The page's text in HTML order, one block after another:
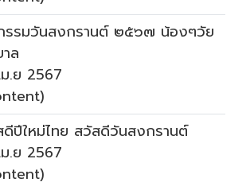
รรมวันสงกรานต์ ๒๕๖๗ น้องๆวัย
ล
ม.ย 2567
ปีใหม่ไทย สวัสดีวันสงกรานต์
ม.ย 2567